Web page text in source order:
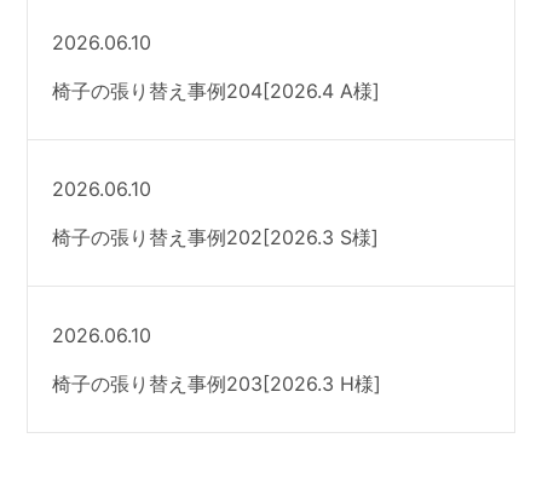
2026.06.10
椅子の張り替え事例204[2026.4 A様]
2026.06.10
椅子の張り替え事例202[2026.3 S様]
2026.06.10
椅子の張り替え事例203[2026.3 H様]